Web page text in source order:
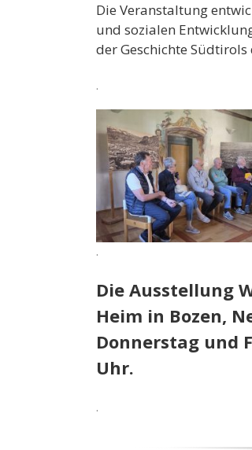
Die Veranstaltung
und sozialen
der Geschichte Südtirols
.
.
Die Ausstellung
Heim in Bozen,
Donnerstag und
Uhr.
.